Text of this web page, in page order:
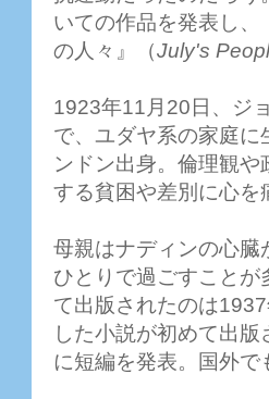
いての作品を発表し、
の人々』（July's
1923年11月20日、ジ
で、ユダヤ系の家庭
ンドン出身。倫理観
する貧困や差別に心を
母親はナディンの心臓
ひとりで過ごすこと
て出版されたのは
した小説が初めて出
に短編を発表。国外